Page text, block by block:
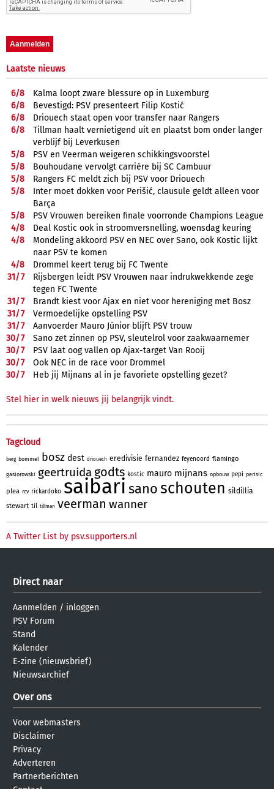
Laatste nieuws
6/8
Kalma loopt zware blessure op in Luxemburg
6/8
Bevestigd: PSV presenteert Filip Kostić
6/8
Driouech staat open voor transfer naar Rangers
6/8
Tillman haalt vernietigend uit en plaatst bom onder langer
verblijf bij Leverkusen
5/8
PSV en Veerman weigeren schikkingsvoorstel
5/8
Bouhoudane vervolgt carrière bij SC Cambuur
5/8
Rangers FC meldt zich bij PSV voor Driouech
5/8
Inter moet dokken voor Perišić, clausule geldt alleen voor
Barça
5/8
PSV Vrouwen bereiken finale voorronde Champions League
4/8
Deal Kostic ook in stroomversnelling, woensdag keuring
4/8
Mondeling akkoord PSV en NEC over Sano, ook Kostic lijkt
naar PSV te komen
4/8
Drommel keert terug bij FC Twente
31/7
Rijsbergen leidt PSV Vrouwen naar indrukwekkende zege
tegen FC Twente
31/7
Brandt kiest voor Ajax en niet voor hereniging met Bosz
31/7
Vermoedelijke opstelling PSV
31/7
Aanvoerder Mauro Júnior blijft PSV trouw
30/7
Sano zet zinnen op PSV, sleutelrol voor zaakwaarnemer
30/7
PSV laat oog vallen op Ajax-target Van Rooij
30/7
Ook NEC in de race voor Drommel
30/7 Heb jij Mijnans al in je favoriete opstelling gezet?
Stel hier in welk nieuws jij belangrijk vindt.
Tagcloud
berg bommel bosz dest driouech eredivisie fernandez feyenoord flamingo
gasiorowski geertruida godts kostic mauro mijnans opbouw pepi perisic
plea rcv rickardoko saibari sanoschouten sildillia
stewart til tillman veerman wanner
A Twitter List by psv.supporters.nl
Direct naar
Aanmelden / inloggen
PSV Forum
Stand
Kalender
E-zine (nieuwsbrief)
Nieuwsarchief
Over ons
Voor webmasters
Disclaimer
Privacy
Adverteren
Partnerberichten